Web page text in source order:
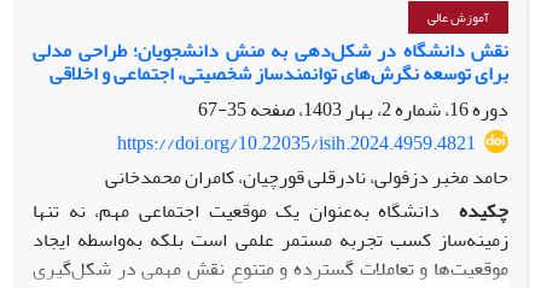
نیمه‌ساختاریافته و تعاملی، مشاهده همراه مشارکت، مصاحبه
متخصصان، برگزاری پانل خبرگان، جلسات کارشناسی و کسب
نقطه‌نظرات دستگاه‌ها و نهادهای مرتبط با موضوع بوده است. در
این پژوهش ابعاد 4 گانه آموزشی، پژوهشی، فرهنگی و اجرایی
دیپلماسی علمی ایران و عراق مورد مداقه قرار خواهد گرفت.
افزایش نقش‌آفرینی کارگزاران برون‌مرزی عرصه دیپلماسی به
ویژه تقویت نقش رایزن علمی و رایزن فناوری در شناسایی
ظرفیت‌های کشور مقصد و معرفی ظرفیت‌های ایران، تدوین نقشه
راه با مرکزیت نهادهای مسئول بخش علم و فناوری، تنظیم
بوروکراسی تعاملات بین‌المللی کنشگران دانشگاهی و صنعتی و
آموزش عالی
نقش دانشگاه در شکل‌دهی به منش دانشجویان؛ طراحی مدلی
برای توسعه نگرش‌های توانمندساز شخصیتی، اجتماعی و اخلاقی
دوره 16، شماره 2، بهار 1403، صفحه
35-67
https://doi.org/10.22035/isih.2024.4959.4821
حامد مخبر دزفولی، نادرقلی قورچیان، کامران محمدخانی
چکیده دانشگاه به‌عنوان یک موقعیت اجتماعی مهم، نه تنها
زمینه‌ساز کسب تجربه مستمر علمی است بلکه به‌واسطه ایجاد
موقعیت‌ها و تعاملات گسترده و متنوع نقش مهمی در شکل‌گیری